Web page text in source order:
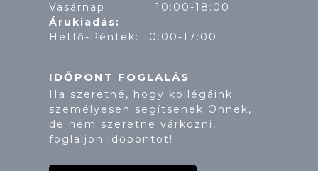
Vasárnap: 10:00-18:00
Árukiadás:
Hétfő-Péntek: 10:00-17:00
IDŐPONT FOGLALÁS
Ha szeretné, hogy kollégáink
személyesen segítsenek Önnek,
de nem szeretne várkozni,
foglaljon időpontot!